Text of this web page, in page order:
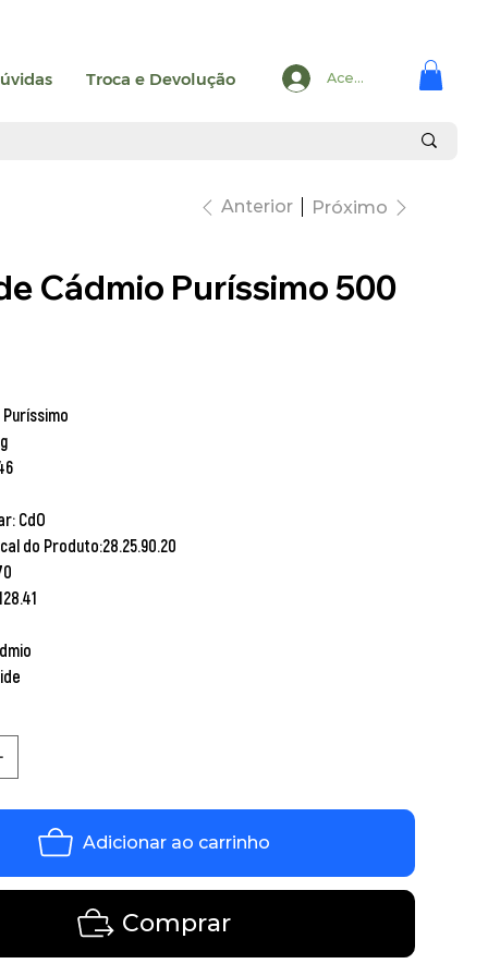
Troca e Devolução Acesse
Anterior Próximo
Cádmio Puríssimo 500
CdO
do Produto:28.25.90.20
Adicionar ao carrinho
Comprar